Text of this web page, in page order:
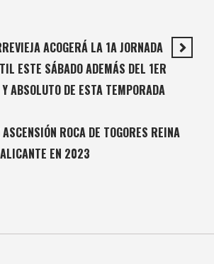
ACOGERÁ LA 1A JORNADA
ESTE SÁBADO ADEMÁS DEL 1ER
ABSOLUTO DE ESTA TEMPORADA
ROCA DE TOGORES REINA
EN 2023